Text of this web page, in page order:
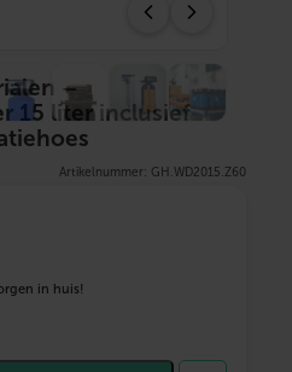
–
15 liter inclusief
Artikelnummer: GH.WD2015.Z60
in huis!